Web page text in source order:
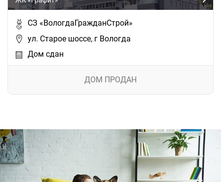
СЗ «ВологдаГражданСтрой»
ул. Старое шоссе, г Вологда
Дом сдан
ДОМ ПРОДАН